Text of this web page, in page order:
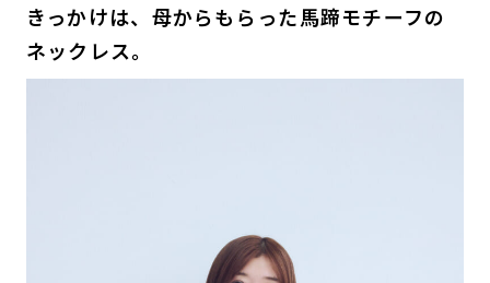
きっかけは、母からもらった馬蹄モチーフの
ネックレス。